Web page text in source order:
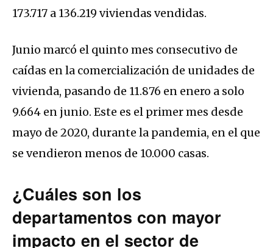
173.717 a 136.219 viviendas vendidas.
Junio marcó el quinto mes consecutivo de
caídas en la comercialización de unidades de
vivienda, pasando de 11.876 en enero a solo
9.664 en junio. Este es el primer mes desde
mayo de 2020, durante la pandemia, en el que
se vendieron menos de 10.000 casas.
¿Cuáles son los
departamentos con mayor
impacto en el sector de